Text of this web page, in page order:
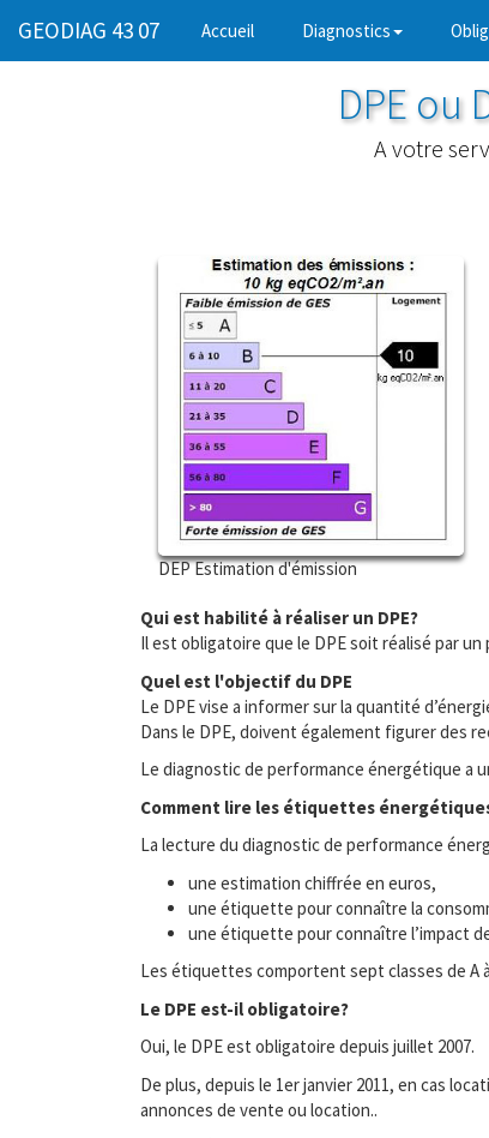
GEODIAG 43 07 Accueil (current)Diagnostics
DPE ou
A votre
DEP Estimation d'émission
Qui est habilité à réaliser un DPE?
Il est obligatoire que le DPE soit réalisé par
Quel est l'objectif du DPE
Le DPE vise a informer sur la quantité
Dans le DPE, doivent également figurer des
Le diagnostic de performance énergétique a
Comment lire les étiquettes
La lecture du diagnostic de performance
une estimation chiffrée en euros,
une étiquette pour connaître la
une étiquette pour connaître l’impact
Les étiquettes comportent sept classes de A
Le DPE est-il obligatoire?
Oui, le DPE est obligatoire depuis juillet 2007.
De plus, depuis le 1er janvier 2011, en cas
annonces de vente ou location..